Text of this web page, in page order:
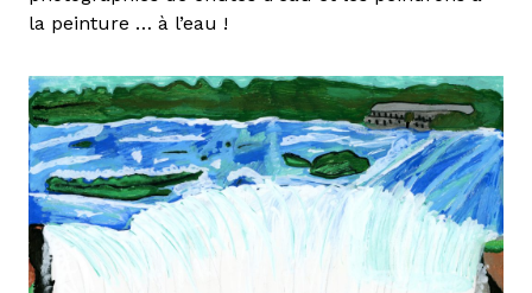
la peinture … à l’eau !